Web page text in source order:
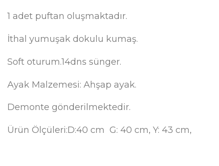
1 adet puftan oluşmaktadır.
İthal yumuşak dokulu kumaş.
Soft oturum.14dns sünger.
Ayak Malzemesi: Ahşap ayak.
Demonte gönderilmektedir.
Ürün Ölçüleri:D:40 cm G: 40 cm, Y: 43 cm,